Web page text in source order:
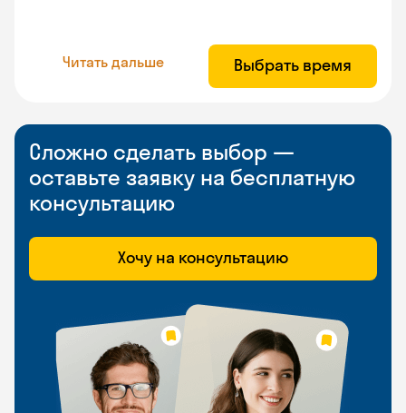
Читать дальше Выбрать время
Сложно сделать выбор —
оставьте заявку на бесплатную
консультацию
Хочу на консультацию